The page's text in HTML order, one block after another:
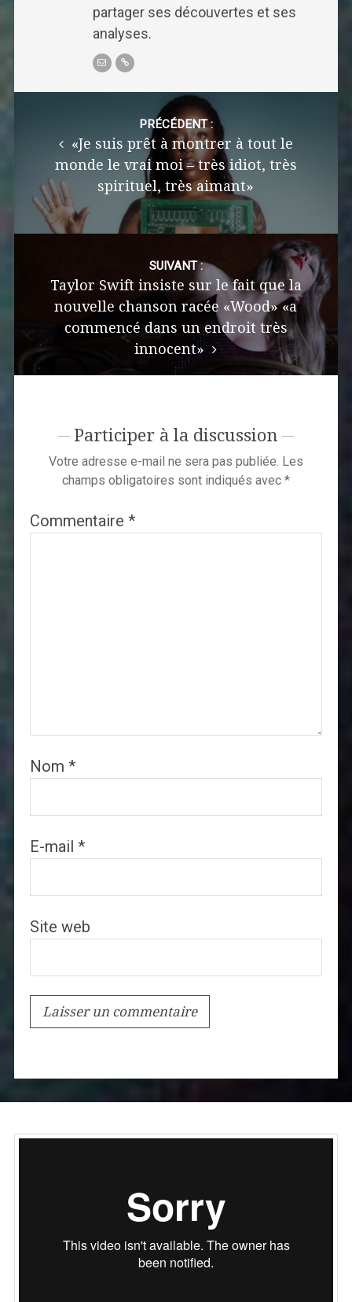
partager ses découvertes et ses
analyses.
PRÉCÉDENT :
«Je suis prêt à montrer à tout le
monde le vrai moi – très idiot, très
spirituel, très aimant»
SUIVANT :
Taylor Swift insiste sur le fait que la
nouvelle chanson racée «Wood» «a
commencé dans un endroit très
innocent»
Participer à la discussion
Votre adresse e-mail ne sera pas publiée. Les
champs obligatoires sont indiqués avec *
Commentaire *
Nom *
E-mail *
Site web